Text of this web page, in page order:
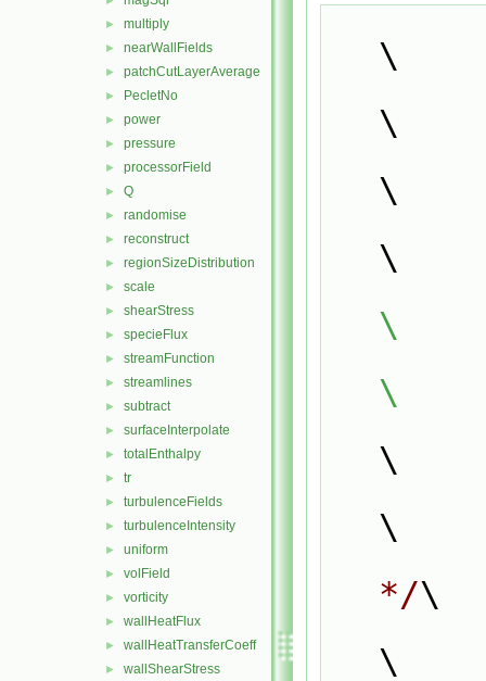
► multiply
► nearWallFields
► patchCutLayerAverage
► PecletNo
► power
► pressure
► processorField
► Q
► randomise
► reconstruct
► regionSizeDistribution
► scale
► shearStress
► specieFlux
► streamFunction
► streamlines
► subtract
► surfaceInterpolate
► totalEnthalpy
► tr
► turbulenceFields
► turbulenceIntensity
► uniform
► volField
► vorticity
► wallHeatFlux
► wallHeatTransferCoeff
► wallShearStress
\
\
\
\
\
\
\
\
*/\
\